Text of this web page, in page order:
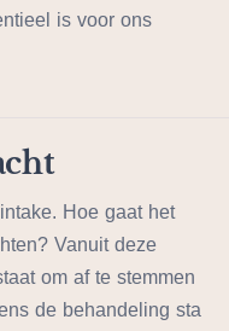
is voor ons
Hoe gaat het
Vanuit deze
om af te stemmen
de behandeling sta